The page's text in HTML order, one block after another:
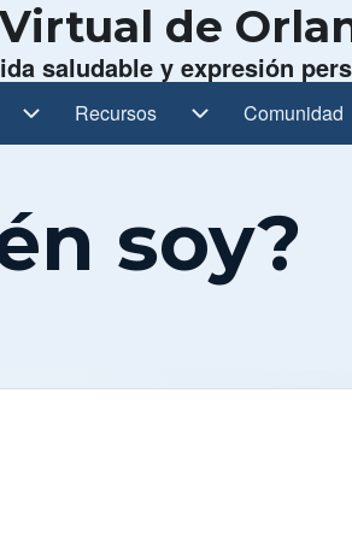
de
saludable y expresión
navigation
Recursos
Recursos sub-navigationComunidad
Comunidad
soy?